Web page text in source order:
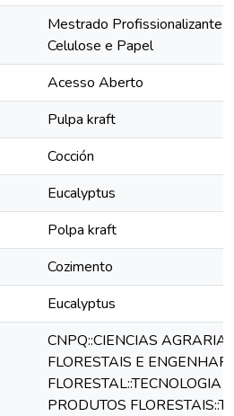
Mestrado Profissionalizante
Celulose e Papel
Acesso Aberto
Pulpa kraft
Cocción
Eucalyptus
Polpa kraft
Cozimento
Eucalyptus
CNPQ::CIENCIAS
FLORESTAIS E
FLORESTAL::TECNOLOGIA
PRODUTOS